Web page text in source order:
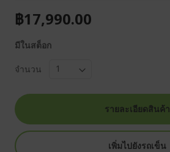
฿17,990.00
มีในสต็อก
จำนวน
รายละเอียดสินค้า
เพิ่มไปยังรถเข็น